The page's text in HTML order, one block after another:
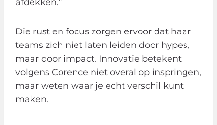
afdekken.”
Die rust en focus zorgen ervoor dat haar
teams zich niet laten leiden door hypes,
maar door impact. Innovatie betekent
volgens Corence niet overal op inspringen,
maar weten waar je echt verschil kunt
maken.